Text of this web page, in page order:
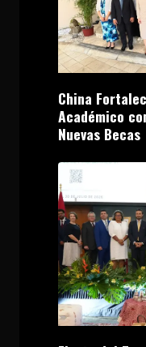
China
Académico
Nuevas Becas